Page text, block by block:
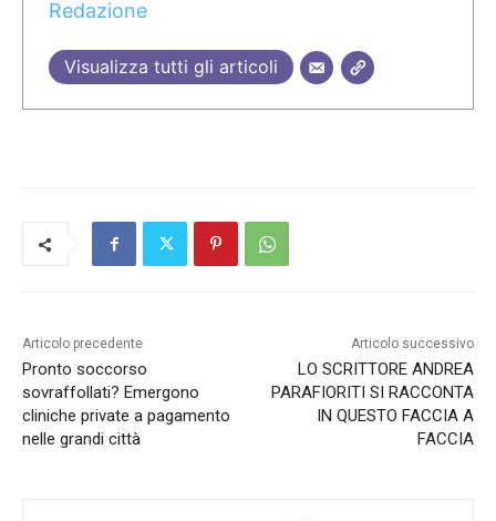
Redazione
Visualizza tutti gli articoli
Articolo precedente
Pronto soccorso
sovraffollati? Emergono
cliniche private a pagamento
nelle grandi città
Articolo successivo
LO SCRITTORE ANDREA
PARAFIORITI SI RACCONTA
IN QUESTO FACCIA A
FACCIA